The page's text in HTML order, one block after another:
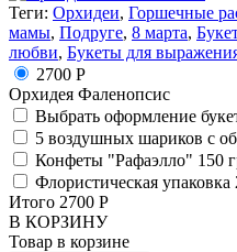
Теги: Орхидеи, Горшечные
мамы, Подруге, 8 марта,
любви, Букеты для
2700 Р
Орхидея Фаленопсис
Выбрать оформление
5 воздушных шариков с
Конфеты "Рафаэлло" 150
Флористическая упаковка
Итого 2700 Р
В КОРЗИНУ
Товар в корзине